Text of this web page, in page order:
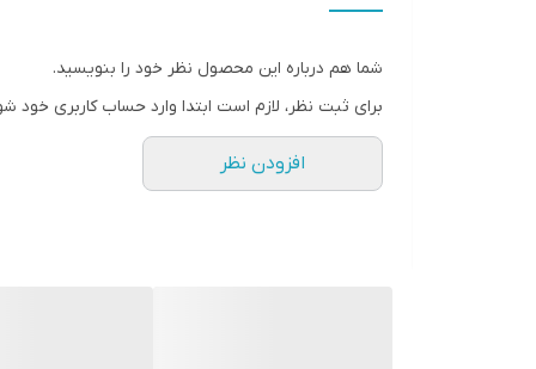
شما هم درباره این محصول نظر خود را بنویسید.
برای ثبت نظر، لازم است ابتدا وارد حساب کاربری خود
افزودن نظر